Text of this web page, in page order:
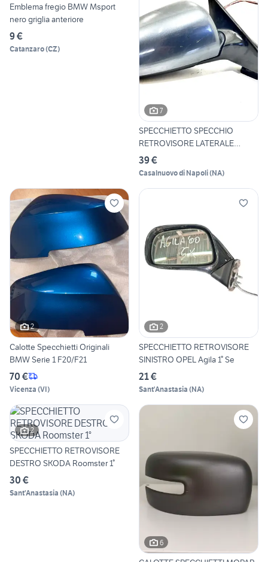
Emblema fregio BMW Msport
nero griglia anteriore
9 €
Catanzaro(CZ)
7
SPECCHIETTO SPECCHIO
RETROVISORE LATERALE
DESTRO A
39 €
Casalnuovo di Napoli(NA)
2
Calotte Specchietti Originali
BMW Serie 1 F20/F21
70 €
Vicenza (VI)
2
SPECCHIETTO RETROVISORE
SINISTRO OPEL Agila 1° Se
21 €
Sant'Anastasia (NA)
2
SPECCHIETTO RETROVISORE
DESTRO SKODA Roomster 1°
30 €
Sant'Anastasia (NA)
6